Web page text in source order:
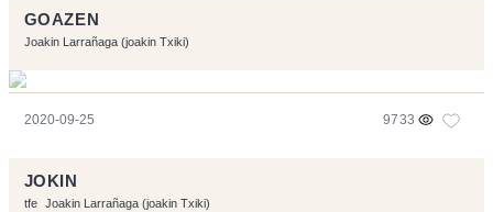
GOAZEN
Joakin Larrañaga (joakin Txiki)
2020-09-25 9733
JOKIN
tfe Joakin Larrañaga (joakin Txiki)